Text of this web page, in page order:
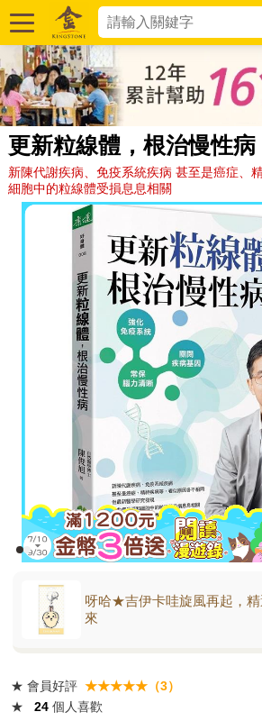
更新粒線體，根治慢性病
新陳代謝疾病、免疫系統疾病 甚至是癌症、
細胞中的粒線體受損息息相關
呀哈★吉伊卡哇旋風再起，精
來
★ 會員好評 ★★★★★（3）
★
24 個人喜歡